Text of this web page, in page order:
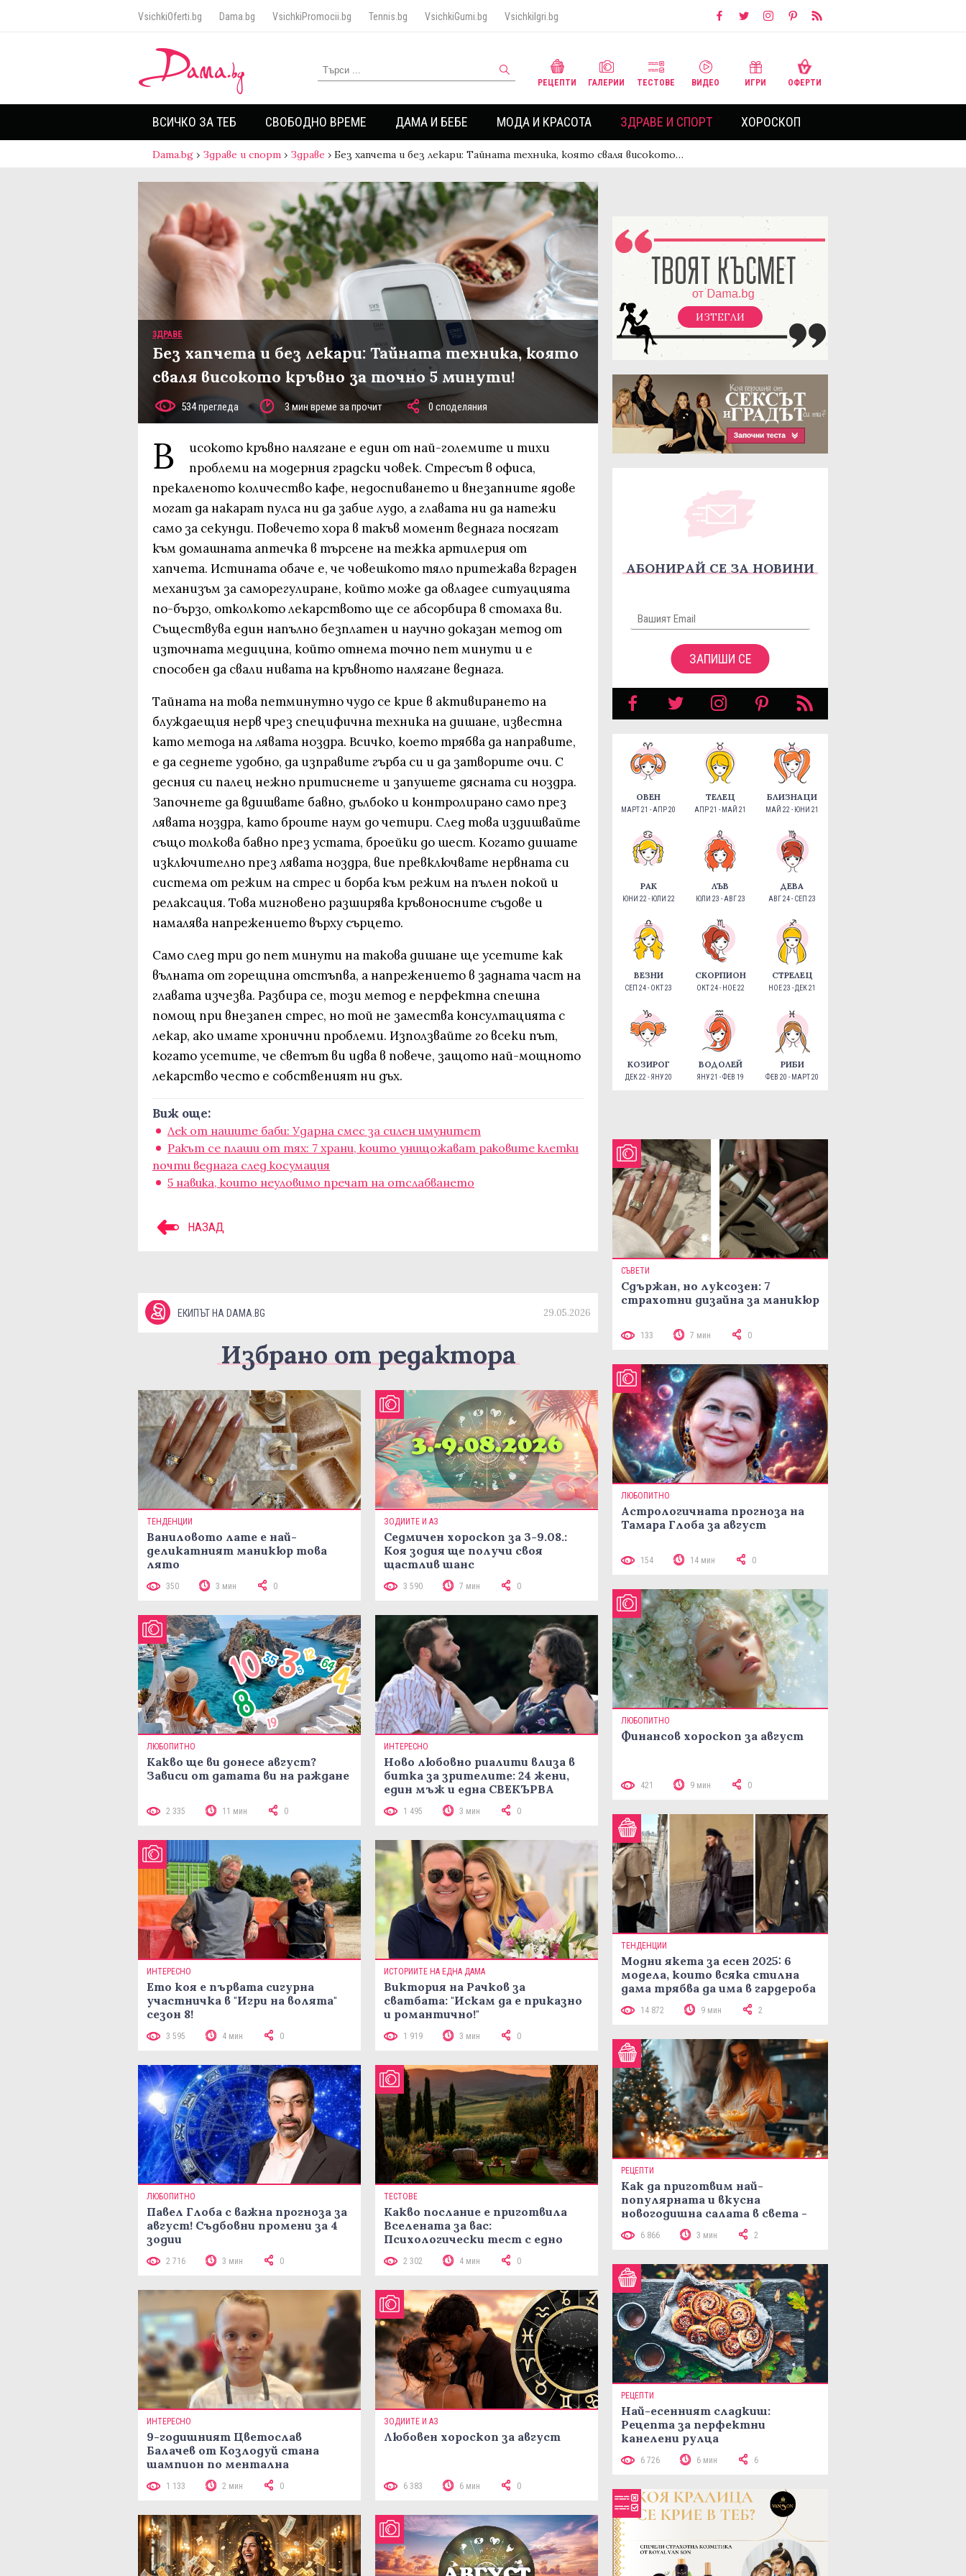
VsichkiOferti.bg Dama.bg VsichkiPromocii.bg Tennis.bg VsichkiGumi.bg VsichkiIgri.bg
РЕЦЕПТИ ГАЛЕРИИ ТЕСТОВЕ ВИДЕО ИГРИ ОФЕРТИ
ВСИЧКО ЗА ТЕБ СВОБОДНО ВРЕМЕ ДАМА И БЕБЕ МОДА И КРАСОТА ЗДРАВЕ И СПОРТ ХОРОСКОП
Dama.bg › Здраве и спорт › Здраве › Без хапчета и без лекари: Тайната техника, която сваля високото…
ЗДРАВЕ
Без хапчета и без лекари: Тайната техника, която
сваля високото кръвно за точно 5 минути!
534 прегледа 3 мин време за прочит 0 споделяния
В
исокото кръвно налягане е един от най-големите и тихи
проблеми на модерния градски човек. Стресът в офиса,
прекаленото количество кафе, недоспиването и внезапните ядове
могат да накарат пулса ни да забие лудо, а главата ни да натежи
само за секунди. Повечето хора в такъв момент веднага посягат
към домашната аптечка в търсене на тежка артилерия от
хапчета. Истината обаче е, че човешкото тяло притежава вграден
механизъм за саморегулиране, който може да овладее ситуацията
по-бързо, отколкото лекарството ще се абсорбира в стомаха ви.
Съществува един напълно безплатен и научно доказан метод от
източната медицина, който отнема точно пет минути и е
способен да свали нивата на кръвното налягане веднага.
Тайната на това петминутно чудо се крие в активирането на
блуждаещия нерв чрез специфична техника на дишане, известна
като метода на лявата ноздра. Всичко, което трябва да направите,
е да седнете удобно, да изправите гърба си и да затворите очи. С
десния си палец нежно притиснете и запушете дясната си ноздра.
Започнете да вдишвате бавно, дълбоко и контролирано само през
лявата ноздра, като броите наум до четири. След това издишвайте
също толкова бавно през устата, броейки до шест. Когато дишате
изключително през лявата ноздра, вие превключвате нервната си
система от режим на стрес и борба към режим на пълен покой и
релаксация. Това мигновено разширява кръвоносните съдове и
намалява напрежението върху сърцето.
Само след три до пет минути на такова дишане ще усетите как
вълната от горещина отстъпва, а напрежението в задната част на
главата изчезва. Разбира се, този метод е перфектна спешна
помощ при внезапен стрес, но той не замества консултацията с
лекар, ако имате хронични проблеми. Използвайте го всеки път,
когато усетите, че светът ви идва в повече, защото най-мощното
лекарство често е собственият ни дъх.
Виж още:
Лек от нашите баби: Ударна смес за силен имунитет
Ракът се плаши от тях: 7 храни, които унищожават раковите клетки
почти веднага след косумация
5 навика, които неуловимо пречат на отслабването
НАЗАД
ЕКИПЪТ НА DAMA.BG 29.05.2026
Избрано от редактора
ТЕНДЕНЦИИ
Ваниловото лате е най-
деликатният маникюр това
лято
350 3 мин 0
ЗОДИИТЕ И АЗ
Седмичен хороскоп за 3-9.08.:
Коя зодия ще получи своя
щастлив шанс
3 590 7 мин 0
ЛЮБОПИТНО
Какво ще ви донесе август?
Зависи от датата ви на ражданe
2 335 11 мин 0
ИНТЕРЕСНО
Ново любовно риалити влиза в
битка за зрителите: 24 жени,
един мъж и една СВЕКЪРВА
1 495 3 мин 0
ИНТЕРЕСНО
Ето коя е първата сигурна
участничка в "Игри на волята"
сезон 8!
3 595 4 мин 0
ИСТОРИИТЕ НА ЕДНА ДАМА
Виктория на Рачков за
сватбата: "Искам да е приказно
и романтично!"
1 919 3 мин 0
ЛЮБОПИТНО
Павел Глоба с важна прогноза за
август! Съдбовни промени за 4
зодии
2 716 3 мин 0
ТЕСТОВЕ
Какво послание е приготвила
Вселената за вас:
Психологически тест с едно
2 302 4 мин 0
ИНТЕРЕСНО
9-годишният Цветослав
Балачев от Козлодуй стана
шампион по ментална
аритметика с 320 задачи за 10
минути
1 133 2 мин 0
ЗОДИИТЕ И АЗ
Любовен хороскоп за август
6 383 6 мин 0
ИЗТЕГЛИ
АБОНИРАЙ СЕ ЗА НОВИНИ
ЗАПИШИ СЕ
ОВЕН
МАРТ 21 - АПР 20
ТЕЛЕЦ
АПР 21 - МАЙ 21
БЛИЗНАЦИ
МАЙ 22 - ЮНИ 21
РАК
ЮНИ 22 - ЮЛИ 22
ЛЪВ
ЮЛИ 23 - АВГ 23
ДЕВА
АВГ 24 - СЕП 23
ВЕЗНИ
СЕП 24 - ОКТ 23
СКОРПИОН
ОКТ 24 - НОЕ 22
СТРЕЛЕЦ
НОЕ 23 - ДЕК 21
КОЗИРОГ
ДЕК 22 - ЯНУ 20
ВОДОЛЕЙ
ЯНУ 21 - ФЕВ 19
РИБИ
ФЕВ 20 - МАРТ 20
СЪВЕТИ
Сдържан, но луксозен: 7
страхотни дизайна за маникюр
133 7 мин 0
ЛЮБОПИТНО
Астрологичната прогноза на
Тамара Глоба за август
154 14 мин 0
ЛЮБОПИТНО
Финансов хороскоп за август
421 9 мин 0
ТЕНДЕНЦИИ
Модни якета за есен 2025: 6
модела, които всяка стилна
дама трябва да има в гардероба
14 872 9 мин 2
РЕЦЕПТИ
Как да приготвим най-
популярната и вкусна
новогодишна салата в света -
рецепта Мимоза
6 866 3 мин 2
РЕЦЕПТИ
Най-есенният сладкиш:
Рецепта за перфектни
канелени рулца
6 726 6 мин 6